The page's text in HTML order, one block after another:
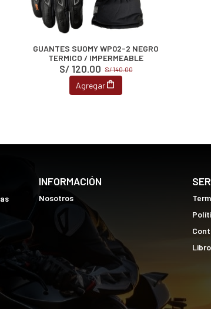
GUANTES SUOMY WP02-2 NEGRO
TERMICO / IMPERMEABLE
S/ 140.00
S/ 120.00
Agregar
INFORMACIÓN
Nosotros